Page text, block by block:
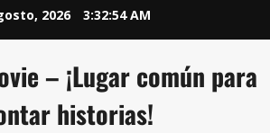
2026 3:32:55 AM
– ¡Lugar común para
historias!